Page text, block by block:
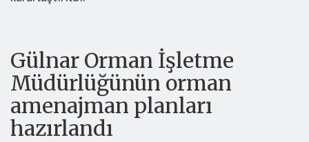
Gülnar Orman İşletme
Müdürlüğünün orman
amenajman planları
hazırlandı